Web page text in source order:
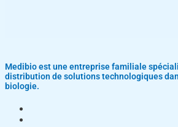
Medibio est une entreprise familiale
distribution de solutions technologiques
biologie.